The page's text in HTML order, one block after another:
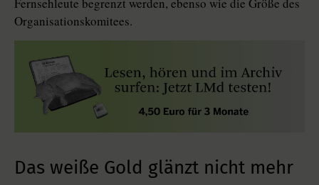
Organisa­tions­komitees.
Das weiße Gold glänzt nicht mehr